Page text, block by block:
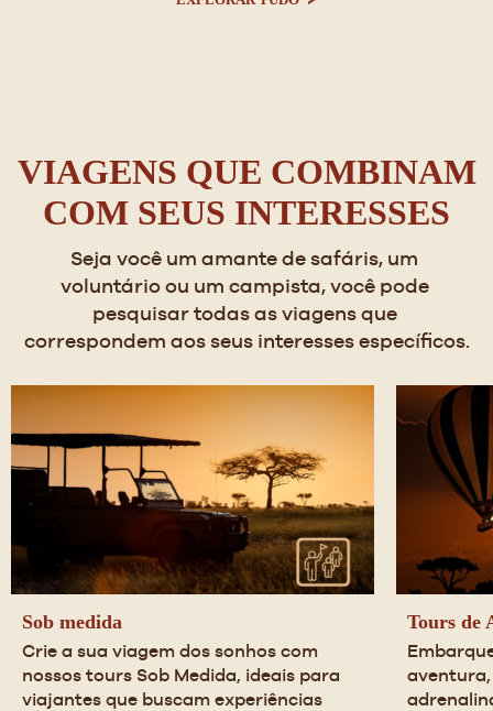
VIAGENS QUE COMBINAM
COM SEUS INTERESSES
Seja você um amante de safáris, um
voluntário ou um campista, você pode
pesquisar todas as viagens que
correspondem aos seus interesses específicos.
Sob medida
Crie a sua viagem dos sonhos com
nossos tours Sob Medida, ideais para
viajantes que buscam experiências
Tours de